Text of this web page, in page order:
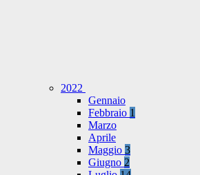
2022
Gennaio
Febbraio 1
Marzo
Aprile
Maggio 3
Giugno 2